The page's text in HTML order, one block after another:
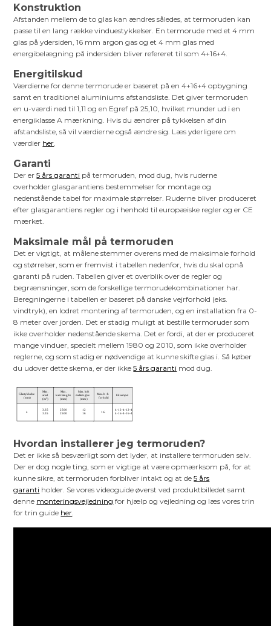
Konstruktion
Afstanden mellem de to glas kan ændres således, at termoruden kan
passe til en lang række vinduestykkelser. En termorude med et 4 mm
glas på ydersiden, 16 mm argon gas og et 4 mm glas med
energibelægning på indersiden bliver refereret til som 4+16+4.
Energitilskud
Værdierne for denne termorude er baseret på en 4+16+4 opbygning
samt en traditionel aluminiums afstandsliste. Det giver termoruden
en u-værdi ned til 1,11 og en Egref på 25,10, hvilket munder ud i en
energiklasse A mærkning. Hvis du ændrer på tykkelsen af din
afstandsliste, så vil værdierne også ændre sig. Læs yderligere om
værdier her
Garanti
Der er5 års garanti på termoruden, mod dug, hvis ruderne
overholder glasgarantiens bestemmelser for montage og
nedenstående tabel for maximale størrelser. Ruderne bliver produceret
efter glasgarantiens regler og i henhold til europæiske regler og er CE
mærket.
Maksimale mål på termoruden
Det er vigtigt, at målene stemmer overens med de maksimale forhold
og størrelser, som er fremvist i tabellen nedenfor, hvis du skal opnå
garanti på ruden. Tabellen giver et overblik over de regler og
begrænsninger, som de forskellige termorudekombinationer har.
Beregningerne i tabellen er baseret på danske vejrforhold (eks.
vindtryk), en lodret montering af termoruden, og en installation fra 0-
8 meter over jorden. Det er stadig muligt at bestille termoruder som
ikke overholder nedenstående skema. Det er fordi, at der er produceret
mange vinduer, specielt mellem 1980 og 2010, som ikke overholder
reglerne, og som stadig er nødvendige at kunne skifte glas i. Så køber
du udover dette skema, er der ikke5 års garanti mod dug.
Hvordan installerer jeg termoruden?
Det er ikke så besværligt som det lyder, at installere termoruden selv.
Der er dog nogle ting, som er vigtige at være opmærksom på, for at
kunne sikre, at termoruden forbliver intakt og at de5 års
garanti holder. Se vores videoguide øverst ved produktbilledet samt
denne monteringsvejledning for hjælp og vejledning og læs vores trin
for trin guide her